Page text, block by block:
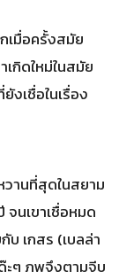
เมื่อครั้งสมัย
กิดใหม่ในสมัย
เชื่อในเรื่อง
านที่สุดในสยาม
นเขาเชื่อหมด
บ เกสร (เบลล่า
ะๆ ภพจึงตามจีบ